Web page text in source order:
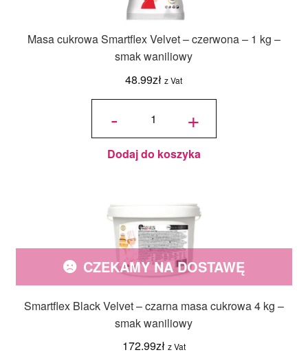
Masa cukrowa Smartflex Velvet – czerwona – 1 kg –
smak waniliowy
48.99zł z Vat
-
ilość
Smartflex
Velvet -
czerwona
- 1 kg -
smak
+
Dodaj do koszyka
Smartflex Black Velvet – czarna masa cukrowa 4 kg –
smak waniliowy
172.99zł z Vat
CZEKAMY NA DOSTAWĘ